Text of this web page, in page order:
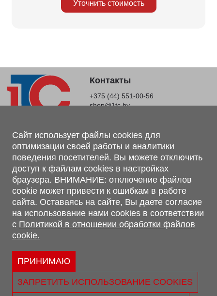
Уточнить стоимость
Контакты
+375 (44) 551-00-56
shop@1tc.by
Магазин, склад
г. Минск, Минский р-н, п. Привольный, ул. Мира, 20А,
223062
г. Брест, ул. Лейтенанта Рябцева, 108 В, 224701
Обращаем Ваше внимание, что вся предоставленная на сайте
информация, касающаяся комплектаций, технических
характеристик, цветовых сочетаний, а также стоимости и
сервисного обслуживания носит информационный характер и
не является публичной офертой, определяемой п.2 ст.407
Гражданского кодекса Республики Беларусь.
Политика обработки персональных данных
Политикой в отношении обработки файлов cookie.
Сайт использует файлы cookies для
оптимизации своей работы и аналитики
поведения посетителей. Вы можете отключить
доступ к файлам cookies в настройках
браузера. ВНИМАНИЕ: отключение файлов
cookie может привести к ошибкам в работе
сайта. Оставаясь на сайте, Вы даете согласие
на использование нами cookies в соответствии
с Политикой в отношении обработки файлов
cookie.
ПРИНИМАЮ
ЗАПРЕТИТЬ ИСПОЛЬЗОВАНИЕ COOKIES